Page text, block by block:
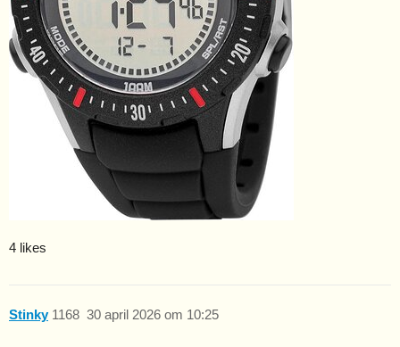
4 likes
Stinky 30 april 2026 om 10:25
1168